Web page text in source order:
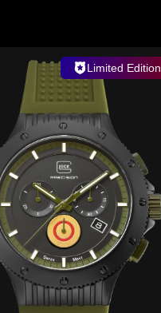
Limited Edition